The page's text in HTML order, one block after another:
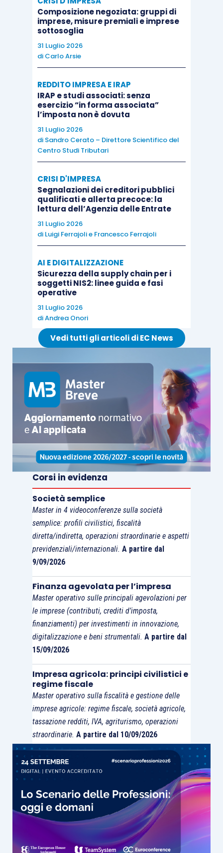
propria indagine al controllo formale della
veste giuridica assunta dall’associazione
lo statuto, facendone da ciò discendere il diritto
al godimento delle agevolazioni fiscali previste
per le associazioni sportive dilettantistiche.
Tale motivazione, ritenuta assorbente, accolta
dalla Corte di Cassazione, ha impedito l’esame del
punto del ricorso relativo alla
dell’attività della Asd già svolta in precedenza
da società commerciale
“titolare” della azienda
Si teme che, sul punto, la presa di posizione sia
solorimandata.
Composizione negoziata: gruppi di
imprese, misure premiali e imprese
sottosoglia
31 Luglio 2026
di Carlo Arsie
REDDITO IMPRESA E IRAP
IRAP e studi associati: senza
esercizio “in forma associata”
l’imposta non è dovuta
31 Luglio 2026
di Sandro Cerato – Direttore Scientifico del
Centro Studi Tributari
CRISI D'IMPRESA
Segnalazioni dei creditori pubblici
qualificati e allerta precoce: la
lettura dell’Agenzia delle Entrate
31 Luglio 2026
di Luigi Ferrajolie Francesco Ferrajoli
AI E DIGITALIZZAZIONE
Sicurezza della supply chain per i
soggetti NIS2: linee guida e fasi
operative
31 Luglio 2026
diAndrea Onori
Vedi tutti gli articoli di EC News
Corsi in evidenza
Società semplice
Master in 4 videoconferenze sulla società
semplice: profili civilistici, fiscalità
diretta/indiretta, operazioni straordinarie e aspetti
previdenziali/internazionali. A partire dal
9/09/2026
Finanza agevolata per l’impresa
Master operativo sulle principali agevolazioni per
le imprese (contributi, crediti d’imposta,
finanziamenti) per investimenti in innovazione,
digitalizzazione e beni strumentali. A partire dal
15/09/2026
Impresa agricola: principi civilistici e
regime fiscale
Master operativo sulla fiscalità e gestione delle
imprese agricole: regime fiscale, società agricole,
tassazione redditi, IVA, agriturismo, operazioni
straordinarie. A partire dal 10/09/2026